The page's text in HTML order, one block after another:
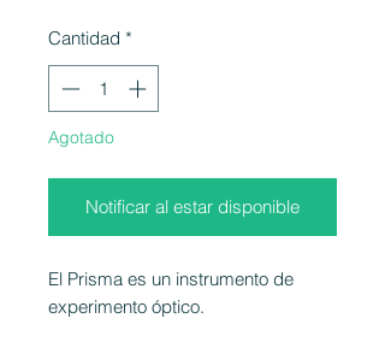
Cantidad *
Agotado
Notificar al estar disponible
El Prisma es un instrumento de
experimento óptico.